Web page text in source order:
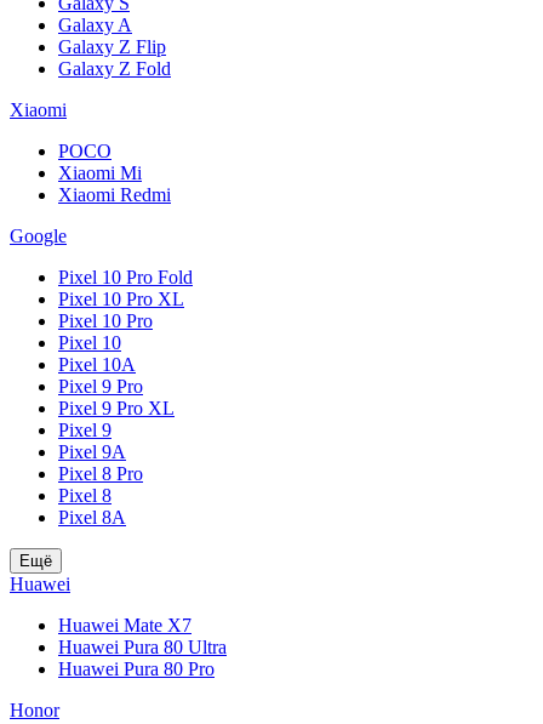
Galaxy A
Galaxy Z Flip
Galaxy Z Fold
Xiaomi
POCO
Xiaomi Mi
Xiaomi Redmi
Google
Pixel 10 Pro Fold
Pixel 10 Pro XL
Pixel 10 Pro
Pixel 10
Pixel 10A
Pixel 9 Pro
Pixel 9 Pro XL
Pixel 9
Pixel 9A
Pixel 8 Pro
Pixel 8
Pixel 8A
Ещё
Huawei
Huawei Mate X7
Huawei Pura 80 Ultra
Huawei Pura 80 Pro
Honor